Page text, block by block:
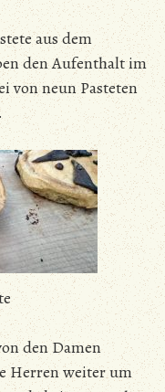
aus dem
den Aufenthalt im
von neun Pasteten
den Damen
Herren weiter um